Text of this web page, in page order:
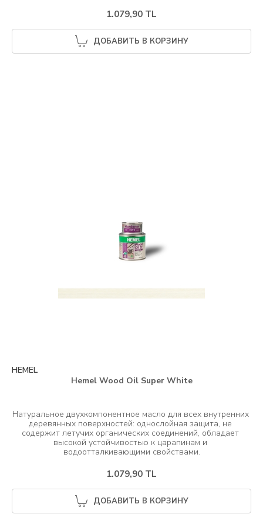
1.079,90 TL
ДОБАВИТЬ В КОРЗИНУ
HEMEL
Hemel Wood Oil Super White
Натуральное двухкомпонентное масло для всех внутренних
деревянных поверхностей: однослойная защита, не
содержит летучих органических соединений, обладает
высокой устойчивостью к царапинам и
1.079,90 TL
ДОБАВИТЬ В КОРЗИНУ